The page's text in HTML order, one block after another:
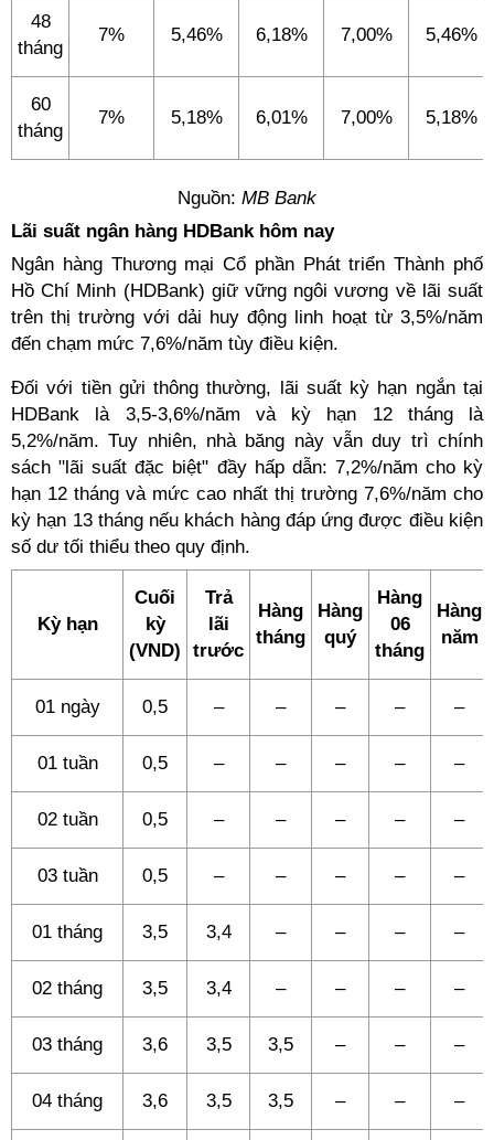
48
tháng
7% 5,46% 6,18% 7,00% 5,46%
60
tháng
7% 5,18% 6,01% 7,00% 5,18%
Nguồn: MB Bank
Lãi suất ngân hàng HDBank hôm nay
Ngân hàng Thương mại Cổ phần Phát triển Thành phố
Hồ Chí Minh (HDBank) giữ vững ngôi vương về lãi suất
trên thị trường với dải huy động linh hoạt từ 3,5%/năm
đến chạm mức 7,6%/năm tùy điều kiện.
Đối với tiền gửi thông thường, lãi suất kỳ hạn ngắn tại
HDBank là 3,5-3,6%/năm và kỳ hạn 12 tháng là
5,2%/năm. Tuy nhiên, nhà băng này vẫn duy trì chính
sách "lãi suất đặc biệt" đầy hấp dẫn: 7,2%/năm cho kỳ
hạn 12 tháng và mức cao nhất thị trường 7,6%/năm cho
kỳ hạn 13 tháng nếu khách hàng đáp ứng được điều kiện
số dư tối thiểu theo quy định.
Kỳ hạn
Cuối
kỳ
(VND)
Trả
lãi
trước
Hàng
tháng
Hàng
quý
Hàng
06
tháng
Hàng
năm
01 ngày 0,5 – – – – –
01 tuần 0,5 – – – – –
02 tuần 0,5 – – – – –
03 tuần 0,5 – – – – –
01 tháng 3,5 3,4 – – – –
02 tháng 3,5 3,4 – – – –
03 tháng 3,6 3,5 3,5 – – –
04 tháng 3,6 3,5 3,5 – – –